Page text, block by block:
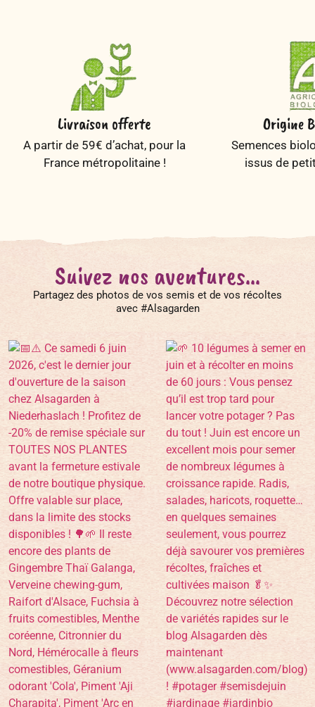
Livraison offerte
A partir de 59€ d’achat, pour la
France métropolitaine !
Origine
Semences
issus de
Suivez nos aventures...
Partagez des photos de vos semis et de vos récoltes
avec #Alsagarden